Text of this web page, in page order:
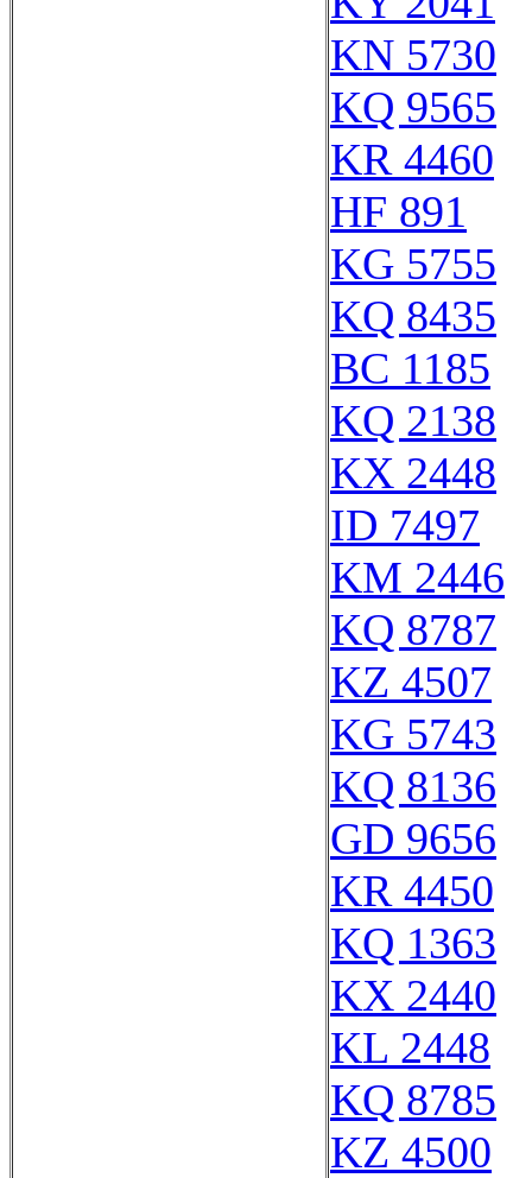
KN 5730
KQ 9565
KR 4460
HF 891
KG 5755
KQ 8435
BC 1185
KQ 2138
KX 2448
ID 7497
KM 2446
KQ 8787
KZ 4507
KG 5743
KQ 8136
GD 9656
KR 4450
KQ 1363
KX 2440
KL 2448
KQ 8785
KZ 4500